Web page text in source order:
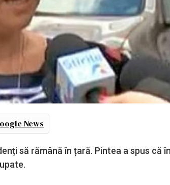
News
să rămână în țară. Pintea a spus că